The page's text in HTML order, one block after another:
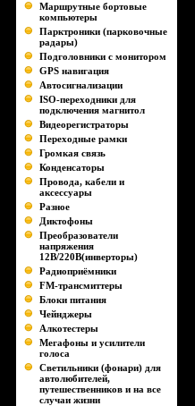
Маршрутные бортовые
компьютеры
Парктроники (парковочные
радары)
Подголовники с монитором
GPS навигация
Автосигнализации
ISO-переходники для
подключения магнитол
Видеорегистраторы
Переходные рамки
Громкая связь
Конденсаторы
Провода, кабели и
аксессуары
Разное
Диктофоны
Преобразователи
напряжения
12В/220В(инверторы)
Радиоприёмники
FM-трансмиттеры
Блоки питания
Чейнджеры
Алкотестеры
Мегафоны и усилители
голоса
Светильники (фонари) для
автолюбителей,
путешественников и на все
случаи жизни